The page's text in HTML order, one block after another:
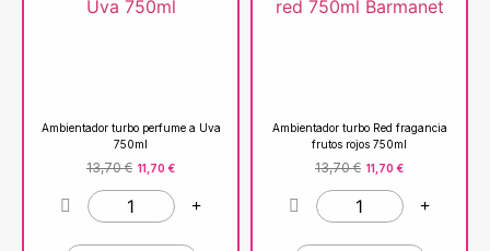
Ambientador turbo perfume a Uva
750ml
13,70€ 11,70 €
Ambientador turbo Red fragancia
frutos rojos 750ml
13,70€ 11,70 €